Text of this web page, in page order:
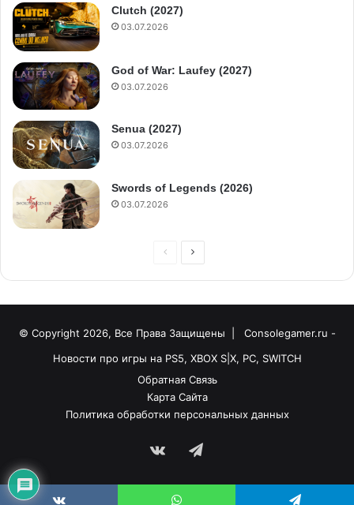
Clutch (2027)
03.07.2026
God of War: Laufey (2027)
03.07.2026
Senua (2027)
03.07.2026
Swords of Legends (2026)
03.07.2026
© Copyright 2026, Все Права Защищены |
Consolegamer.ru -
Новости про игры на PS5, XBOX S|X, PC, SWITCH
Обратная Связь
Карта Сайта
Политика обработки персональных данных